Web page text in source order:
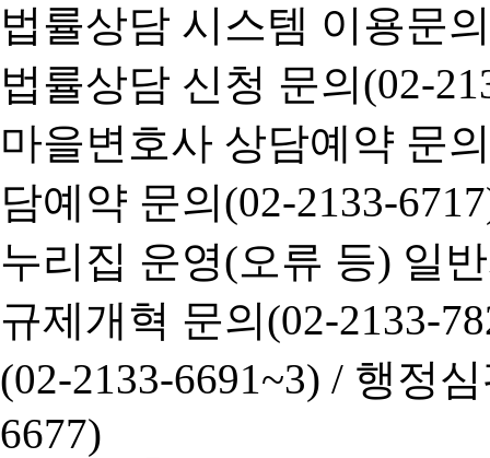
법률상담 시스템 이용문
법률상담 신청 문의(02-
마을변호사 상담예약 문
담예약 문의(02-2133-
누리집 운영(오류 등) 일
규제개혁 문의(02-2133-
(02-2133-6691~3) / 행정심
6677)